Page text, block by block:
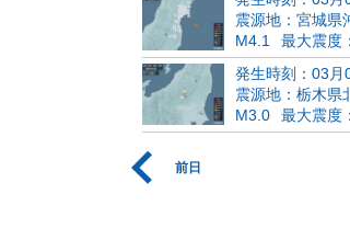
震源地：宮城県
M4.1
最大震度
発生時刻：03月
震源地：栃木県
M3.0
最大震度
前日